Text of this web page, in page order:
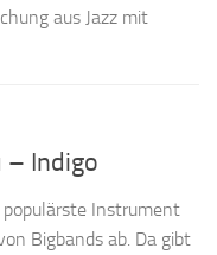
aus Jazz mit
– Indigo
populärste Instrument
Bigbands ab. Da gibt